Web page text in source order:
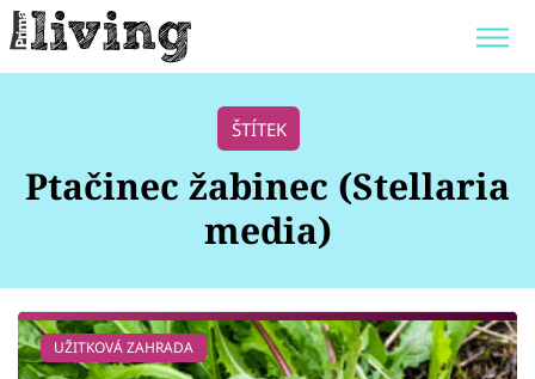
POKOJOVÉ KVĚTINY
ZAHRADA
Bydlení
ŠTÍTEK
Ptačinec žabinec (Stellaria
media)
UŽITKOVÁ ZAHRADA